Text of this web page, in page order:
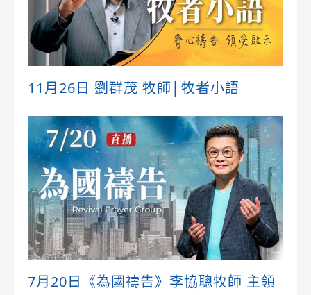
11月26日 劉群茂 牧師│牧者小語
7月20日《為國禱告》李協聰牧師 主領